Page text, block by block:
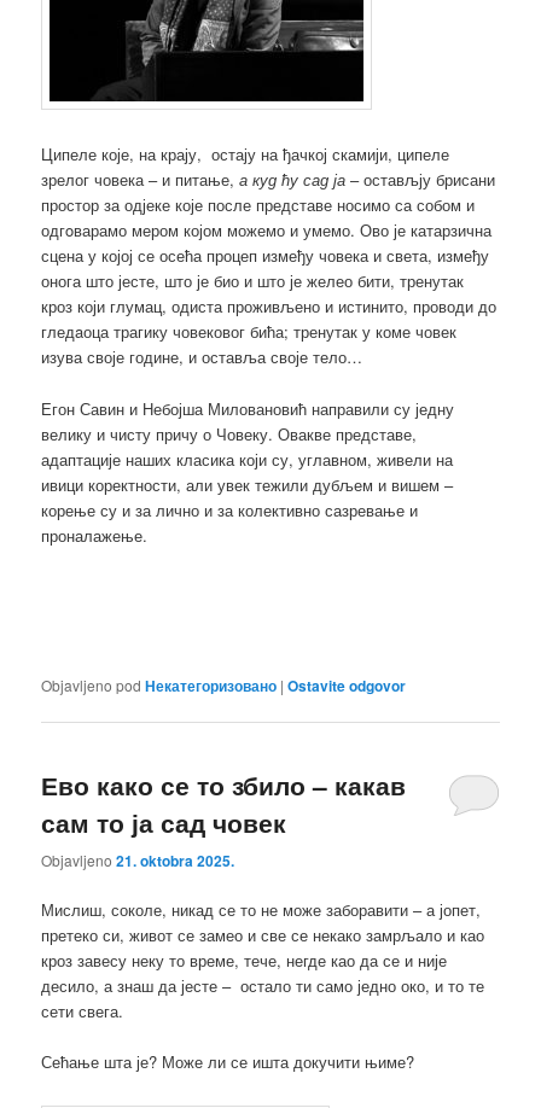
Ципеле које, на крају, остају на ђачкој скамији, ципеле
зрелог човека – и питање,а куд ћу сад ја – остављју брисани
простор за одјеке које после представе носимо са собом и
одгoварамо мером којом можемо и умемо. Ово је катарзична
сцена у којој се осећа процеп између човека и света, између
онога што јесте, што је био и што је желео бити, тренутак
кроз који глумац, одиста проживљено и истинито, проводи до
гледaоца трагику човековог бића; тренутак у коме човек
изува своје године, и оставља своје тело…
Егон Савин и Небојша Миловановић направили су једну
велику и чисту причу о Човеку. Овакве представе,
адаптације наших класика који су, углавном, живели на
ивици коректности, али увек тежили дубљем и вишем –
корење су и за лично и за колективно сазревање и
проналажење.
Objavljeno pod Некатегоризовано |Ostavite odgovor
Ево како се то збило – какав
сам то ја сад човек
Objavljeno21. oktobra 2025.
Мислиш, соколе, никад се то не може заборавити – а јопет,
претеко си, живот се замео и све се некако замрљало и као
кроз завесу неку то време, тече, негде као да се и није
десило, а знаш да јесте – остало ти само једно око, и то те
сети свега.
Сећање шта је? Може ли се ишта докучити њиме?